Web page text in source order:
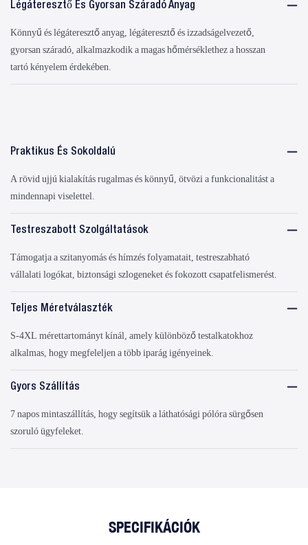
Légáteresztő És Gyorsan Száradó Anyag
Könnyű és légáteresztő anyag, légáteresztő és izzadságelvezető,
gyorsan száradó, alkalmazkodik a magas hőmérséklethez a hosszan
tartó kényelem érdekében.
Praktikus És Sokoldalú
A rövid ujjú kialakítás rugalmas és könnyű, ötvözi a funkcionalitást a
mindennapi viselettel.
Testreszabott Szolgáltatások
Támogatja a szitanyomás és hímzés folyamatait, testreszabható
vállalati logókat, biztonsági szlogeneket és fokozott csapatfelismerést.
Teljes Méretválaszték
S-4XL mérettartományt kínál, amely különböző testalkatokhoz
alkalmas, hogy megfeleljen a több iparág igényeinek.
Gyors Szállítás
7 napos mintaszállítás, hogy segítsük a láthatósági pólóra sürgősen
szoruló ügyfeleket.
SPECIFIKÁCIÓK